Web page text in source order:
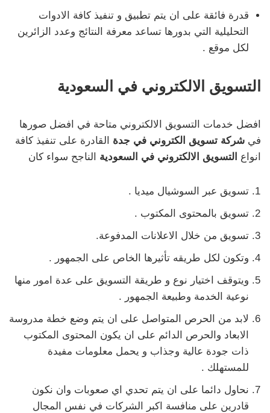
قدرة فائقة على ان يتم تطبيق و تنفيذ كافة الادوات
التحليلية التي بدورها تساعد معرفة النتائج وعدد الزائرين
لكل موقع .
التسويق الالكتروني في السعودية
افضل خدمات التسويق الالكتروني متاحة في افضل صورها
في شركة تسويق الكتروني في جدة القادرة على تنفيذ كافة
انواع التسويق الالكتروني في السعودية الناجح سواء كان
تسويق عبر السوشيال ميديا .
تسويق بالمحتوى المكتوب .
تسويق من خلال الاعلانات المدفوعة.
وتكون لكل طريقه تأثيرها الخاص على الجمهور .
ويتوقف اختيار نوع و طريقة التسويق على عدة امور منها
نوعية الخدمة وطبيعة الجمهور .
لابد من الحرص المتواصل على ان يتم وضع خطة مدروسة
الابعاد والحرص الدائم على ان يكون المحتوى المكتوب
ذات جودة عالية وجذاب و يحمل معلومات مفيدة
للمستهلك .
نحاول دائما على ان يتم تحدي اي صعوبات وان نكون
قادرين على منافسة اكبر الشركات في نفس المجال